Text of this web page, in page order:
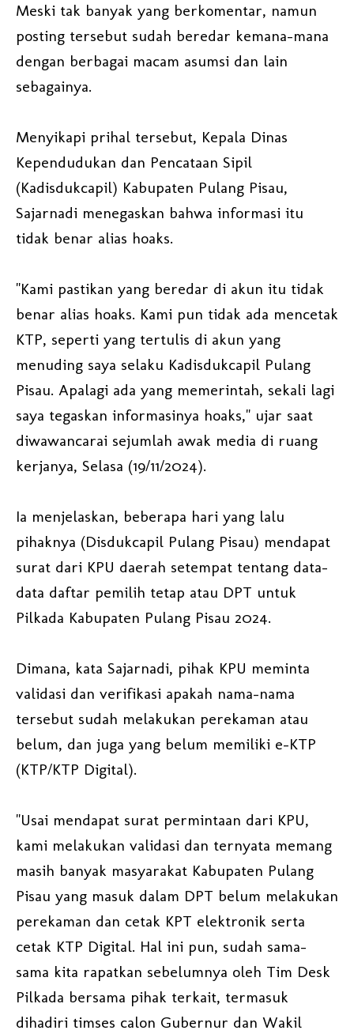
Meski tak banyak yang berkomentar, namun
posting tersebut sudah beredar kemana-mana
dengan berbagai macam asumsi dan lain
sebagainya.
Menyikapi prihal tersebut, Kepala Dinas
Kependudukan dan Pencataan Sipil
(Kadisdukcapil) Kabupaten Pulang Pisau,
Sajarnadi menegaskan bahwa informasi itu
tidak benar alias hoaks.
"Kami pastikan yang beredar di akun itu tidak
benar alias hoaks. Kami pun tidak ada mencetak
KTP, seperti yang tertulis di akun yang
menuding saya selaku Kadisdukcapil Pulang
Pisau. Apalagi ada yang memerintah, sekali lagi
saya tegaskan informasinya hoaks," ujar saat
diwawancarai sejumlah awak media di ruang
kerjanya, Selasa (19/11/2024).
Ia menjelaskan, beberapa hari yang lalu
pihaknya (Disdukcapil Pulang Pisau) mendapat
surat dari KPU daerah setempat tentang data-
data daftar pemilih tetap atau DPT untuk
Pilkada Kabupaten Pulang Pisau 2024.
Dimana, kata Sajarnadi, pihak KPU meminta
validasi dan verifikasi apakah nama-nama
tersebut sudah melakukan perekaman atau
belum, dan juga yang belum memiliki e-KTP
(KTP/KTP Digital).
"Usai mendapat surat permintaan dari KPU,
kami melakukan validasi dan ternyata memang
masih banyak masyarakat Kabupaten Pulang
Pisau yang masuk dalam DPT belum melakukan
perekaman dan cetak KPT elektronik serta
cetak KTP Digital. Hal ini pun, sudah sama-
sama kita rapatkan sebelumnya oleh Tim Desk
Pilkada bersama pihak terkait, termasuk
dihadiri timses calon Gubernur dan Wakil